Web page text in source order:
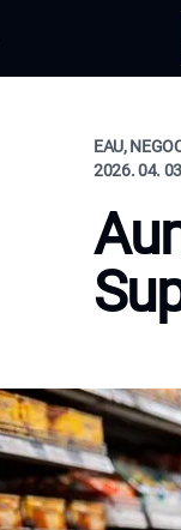
EAU,
2026. 04. 03